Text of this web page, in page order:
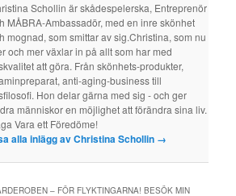
Schollin är skådespelerska, Entreprenör
MÅBRA-Ambassadör, med en inre skönhet
mognad, som smittar av sig.Christina, som nu
och mer växlar in på allt som har med
att göra. Från skönhets-produkter,
anti-aging-business till
Hon delar gärna med sig - och ger
människor en möjlighet att förändra sina liv.
Vara ett Föredöme!
alla inlägg av Christina Schollin →
– FÖR FLYKTINGARNA! BESÖK MIN